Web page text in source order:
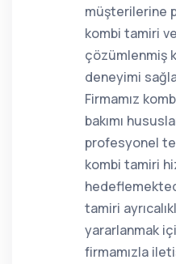
müşterilerine
kombi tamiri
çözümlenmiş
deneyimi
Firmamız
bakımı
profesyonel
kombi tamiri
tamiri
yararlanmak
firmamızla